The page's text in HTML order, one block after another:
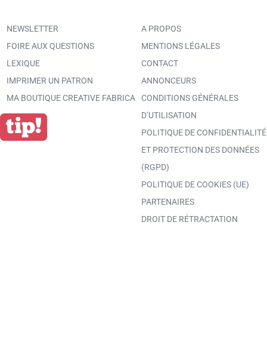
NEWSLETTER
FOIRE AUX QUESTIONS
LEXIQUE
IMPRIMER UN PATRON
MA BOUTIQUE CREATIVE FABRICA
A PROPOS
MENTIONS LÉGALES
CONTACT
ANNONCEURS
CONDITIONS GÉNÉRALES
D’UTILISATION
POLITIQUE DE CONFIDENTIALITÉ
ET PROTECTION DES DONNÉES
(RGPD)
POLITIQUE DE COOKIES (UE)
PARTENAIRES
DROIT DE RÉTRACTATION